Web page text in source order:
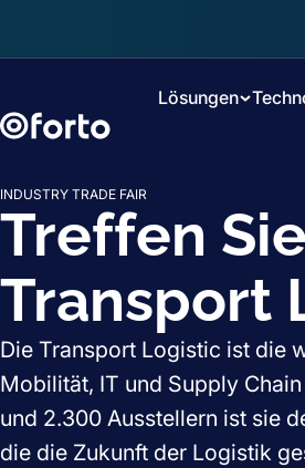
Lösungen
INDUSTRY TRADE FAIR
Treffen
Transport
Die Transport Logistic ist die
Mobilität, IT und Supply
und 2.300 Ausstellern ist sie
die die Zukunft der Logistik